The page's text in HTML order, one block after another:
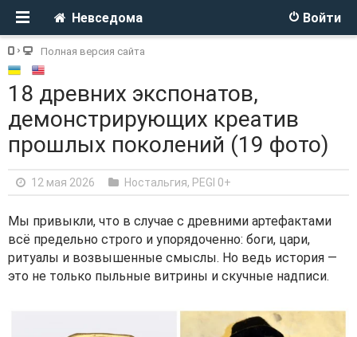
Войти
Невседома
Полная версия сайта
18 древних экспонатов,
демонстрирующих креатив
прошлых поколений (19 фото)
12 мая 2026 Ностальгия, PEGI 0+
Мы привыкли, что в случае с древними артефактами
всё предельно строго и упорядоченно: боги, цари,
ритуалы и возвышенные смыслы. Но ведь история —
это не только пыльные витрины и скучные надписи.